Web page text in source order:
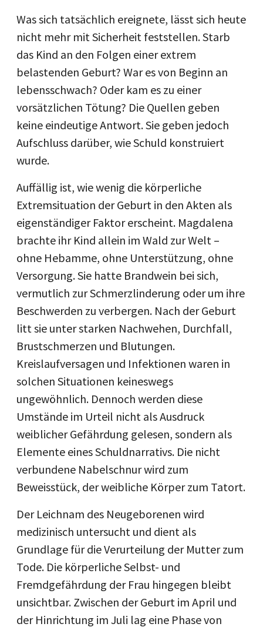
Was sich tatsächlich ereignete, lässt sich heute
nicht mehr mit Sicherheit feststellen. Starb
das Kind an den Folgen einer extrem
belastenden Geburt? War es von Beginn an
lebensschwach? Oder kam es zu einer
vorsätzlichen Tötung? Die Quellen geben
keine eindeutige Antwort. Sie geben jedoch
Aufschluss darüber, wie Schuld konstruiert
wurde.
Auffällig ist, wie wenig die körperliche
Extremsituation der Geburt in den Akten als
eigenständiger Faktor erscheint. Magdalena
brachte ihr Kind allein im Wald zur Welt –
ohne Hebamme, ohne Unterstützung, ohne
Versorgung. Sie hatte Brandwein bei sich,
vermutlich zur Schmerzlinderung oder um ihre
Beschwerden zu verbergen. Nach der Geburt
litt sie unter starken Nachwehen, Durchfall,
Brustschmerzen und Blutungen.
Kreislaufversagen und Infektionen waren in
solchen Situationen keineswegs
ungewöhnlich. Dennoch werden diese
Umstände im Urteil nicht als Ausdruck
weiblicher Gefährdung gelesen, sondern als
Elemente eines Schuldnarrativs. Die nicht
verbundene Nabelschnur wird zum
Beweisstück, der weibliche Körper zum Tatort.
Der Leichnam des Neugeborenen wird
medizinisch untersucht und dient als
Grundlage für die Verurteilung der Mutter zum
Tode. Die körperliche Selbst- und
Fremdgefährdung der Frau hingegen bleibt
unsichtbar. Zwischen der Geburt im April und
der Hinrichtung im Juli lag eine Phase von